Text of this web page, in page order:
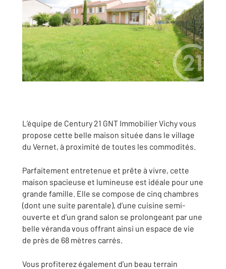
L’équipe de Century 21 GNT Immobilier Vichy vous
propose cette belle maison située dans le village
du Vernet, à proximité de toutes les commodités.
Parfaitement entretenue et prête à vivre, cette
maison spacieuse et lumineuse est idéale pour une
grande famille. Elle se compose de cinq chambres
(dont une suite parentale), d’une cuisine semi-
ouverte et d’un grand salon se prolongeant par une
belle véranda vous offrant ainsi un espace de vie
de près de 68 mètres carrés.
Vous profiterez également d’un beau terrain